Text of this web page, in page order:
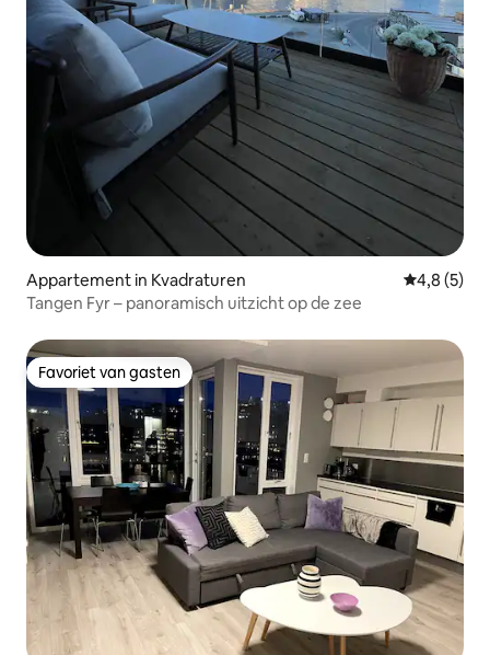
Appartement in Kvadraturen
4,8 (5)
Tangen Fyr – panoramisch uitzicht op de zee
Favoriet van gasten
Favoriet van gasten